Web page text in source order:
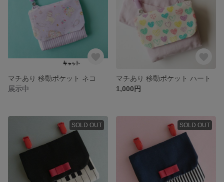
マチあり 移動ポケット ネコ
展示中
マチあり 移動ポケット ハート
1,000円
SOLD OUT SOLD OUT